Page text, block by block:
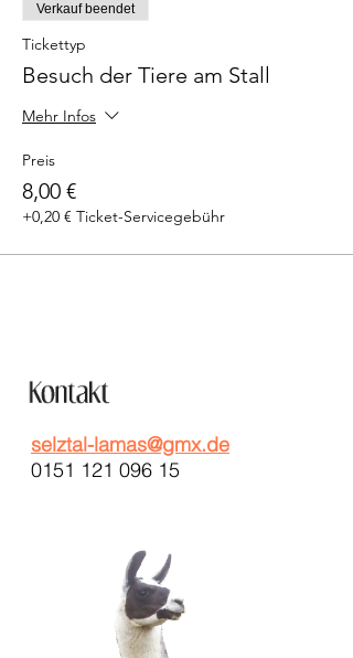
Verkauf beendet
Tickettyp
Besuch der Tiere am Stall
Mehr Infos
Preis
8,00 €
+0,20 € Ticket-Servicegebühr
selztal-lamas@gmx.de
0151 121 096 15